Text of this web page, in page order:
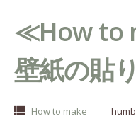
≪How to
壁紙の貼
How to make